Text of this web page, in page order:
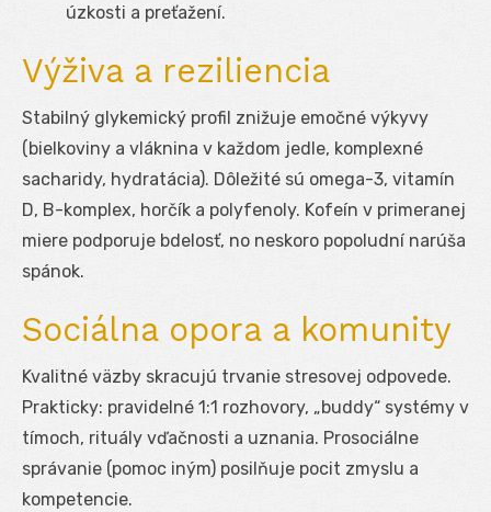
úzkosti a preťažení.
Výživa a reziliencia
Stabilný glykemický profil znižuje emočné výkyvy
(bielkoviny a vláknina v každom jedle, komplexné
sacharidy, hydratácia). Dôležité sú omega-3, vitamín
D, B-komplex, horčík a polyfenoly. Kofeín v primeranej
miere podporuje bdelosť, no neskoro popoludní narúša
spánok.
Sociálna opora a komunity
Kvalitné väzby skracujú trvanie stresovej odpovede.
Prakticky: pravidelné 1:1 rozhovory, „buddy“ systémy v
tímoch, rituály vďačnosti a uznania. Prosociálne
správanie (pomoc iným) posilňuje pocit zmyslu a
kompetencie.